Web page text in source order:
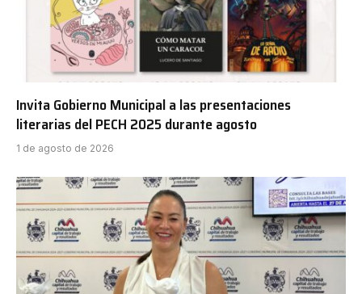
Invita Gobierno Municipal a las presentaciones
literarias del PECH 2025 durante agosto
1 de agosto de 2026